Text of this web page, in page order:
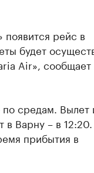
рейс в
будет
Air»,
средам. Вылет
в Варну – в 12:20.
прибытия в